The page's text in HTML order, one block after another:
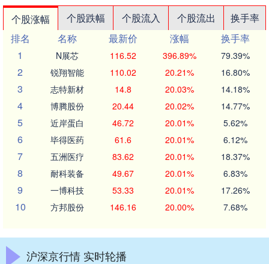
个股涨幅 个股跌幅 个股流入 个股流出
换手率
排名
名称 最新价 涨幅
换手率
1
N展芯 116.52 396.89% 79.39%
2 锐翔智能 110.02 20.21% 16.80%
3 志特新材 14.8 20.03% 14.18%
4 博腾股份 20.44 20.02% 14.77%
5 近岸蛋白 46.72 20.01% 5.62%
6 毕得医药 61.6 20.01% 6.12%
7 五洲医疗 83.62 20.01% 18.37%
8 耐科装备 49.67 20.01% 6.83%
9 一博科技 53.33 20.01% 17.26%
10 方邦股份 146.16 20.00% 7.68%
沪深京行情 实时轮播